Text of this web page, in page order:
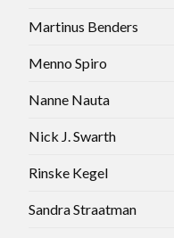
Martinus Benders
Menno Spiro
Nanne Nauta
Nick J. Swarth
Rinske Kegel
Sandra Straatman